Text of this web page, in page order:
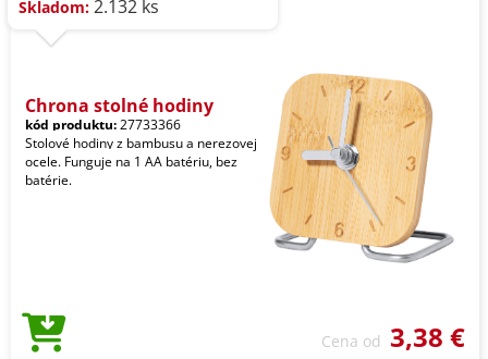
Skladom: 2.132 ks
Chrona stolné hodiny
kód produktu:27733366
Stolové hodiny z bambusu a nerezovej
ocele. Funguje na 1 AA batériu, bez
batérie.
Cena od 3,38 €